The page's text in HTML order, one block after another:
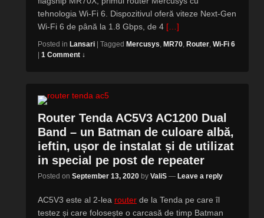
tehnologia Wi-Fi 6. Dispozitivul oferă viteze Next-Gen
Wi-Fi 6 de până la 1.8 Gbps, de 4 […]
Posted in Lansari Tagged Mercusys, MR70, Router, Wi-Fi 6
1 Comment ↓
Router Tenda AC5V3 AC1200 Dual
Band – un Batman de culoare albă,
ieftin, ușor de instalat și de utilizat
in special pe post de repeater
Posted on September 13, 2020 by ValiS — Leave a reply
AC5V3 este al 2-lea router de la Tenda pe care îl
testez și care folosește o carcasă de timp Batman